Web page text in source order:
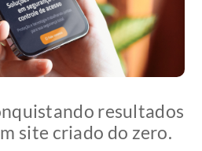
resultados
site criado do zero.